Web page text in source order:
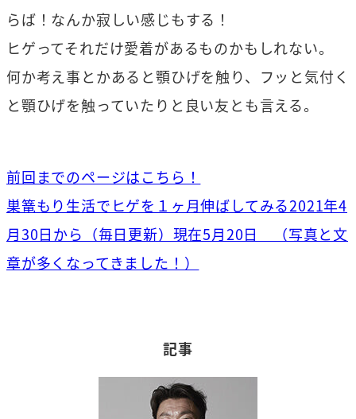
らば！なんか寂しい感じもする！
ヒゲってそれだけ愛着があるものかもしれない。
何か考え事とかあると顎ひげを触り、フッと気付く
と顎ひげを触っていたりと良い友とも言える。
前回までのページはこちら！
巣篭もり生活でヒゲを１ヶ月伸ばしてみる2021年4
月30日から（毎日更新）現在5月20日 （写真と文
章が多くなってきました！）
記事